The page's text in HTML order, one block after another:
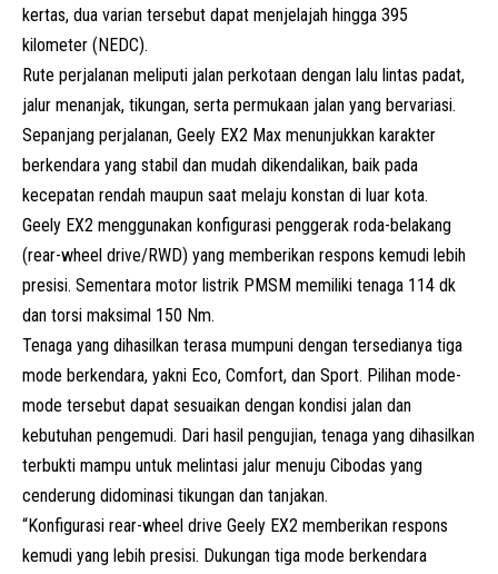
kertas, dua varian tersebut dapat menjelajah hingga 395
kilometer (NEDC).
Rute perjalanan meliputi jalan perkotaan dengan lalu lintas padat,
jalur menanjak, tikungan, serta permukaan jalan yang bervariasi.
Sepanjang perjalanan, Geely EX2 Max menunjukkan karakter
berkendara yang stabil dan mudah dikendalikan, baik pada
kecepatan rendah maupun saat melaju konstan di luar kota.
Geely EX2 menggunakan konfigurasi penggerak roda-belakang
(rear-wheel drive/RWD) yang memberikan respons kemudi lebih
presisi. Sementara motor listrik PMSM memiliki tenaga 114 dk
dan torsi maksimal 150 Nm.
Tenaga yang dihasilkan terasa mumpuni dengan tersedianya tiga
mode berkendara, yakni Eco, Comfort, dan Sport. Pilihan mode-
mode tersebut dapat sesuaikan dengan kondisi jalan dan
kebutuhan pengemudi. Dari hasil pengujian, tenaga yang dihasilkan
terbukti mampu untuk melintasi jalur menuju Cibodas yang
cenderung didominasi tikungan dan tanjakan.
“Konfigurasi rear-wheel drive Geely EX2 memberikan respons
kemudi yang lebih presisi. Dukungan tiga mode berkendara